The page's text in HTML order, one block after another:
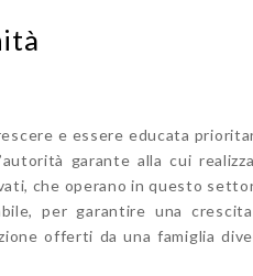
e essere educata
garante alla cui
che operano in questo
per garantire una
offerti da una famiglia